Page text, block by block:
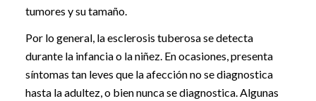
tumores y su tamaño.
Por lo general, la esclerosis tuberosa se detecta
durante la infancia o la niñez. En ocasiones, presenta
síntomas tan leves que la afección no se diagnostica
hasta la adultez, o bien nunca se diagnostica. Algunas